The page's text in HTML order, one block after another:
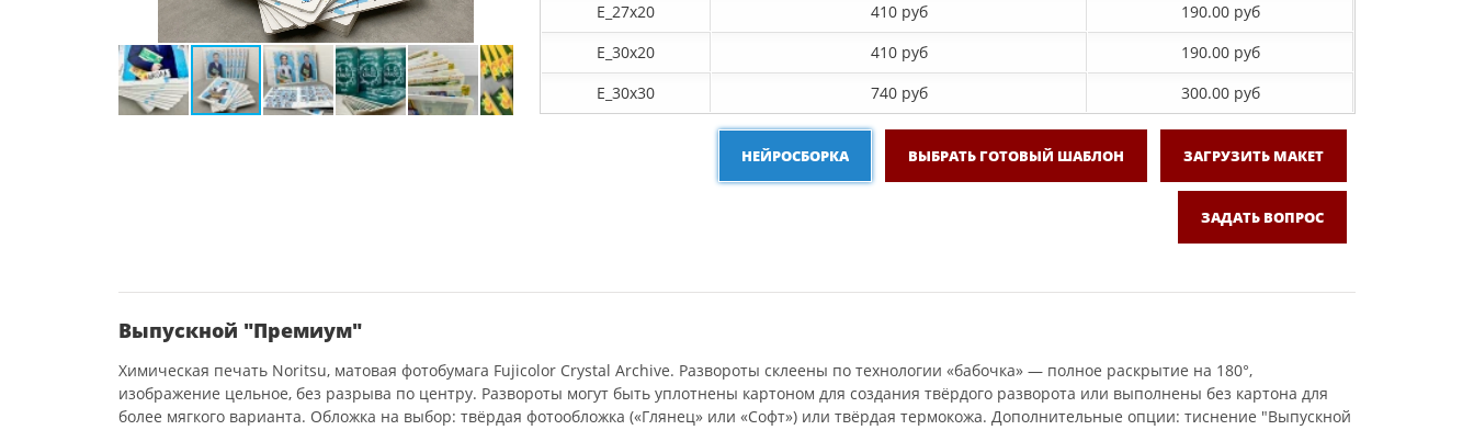
E_27x20
410 руб
190.00 руб
E_30x20
410 руб
190.00 руб
E_30х30
740 руб 300.00 руб
НЕЙРОСБОРКА ВЫБРАТЬ ГОТОВЫЙ ШАБЛОН ЗАГРУЗИТЬ МАКЕТ
ЗАДАТЬ ВОПРОС
Выпускной "Премиум"
Химическая печать Noritsu, матовая фотобумага Fujicolor Crystal Archive. Развороты склеены по технологии «бабочка» — полное раскрытие на 180°,
изображение цельное, без разрыва по центру. Развороты могут быть уплотнены картоном для создания твёрдого разворота или выполнены без картона для
более мягкого варианта. Обложка на выбор: твёрдая фотообложка («Глянец» или «Софт») или твёрдая термокожа. Дополнительные опции: тиснение "Выпускной